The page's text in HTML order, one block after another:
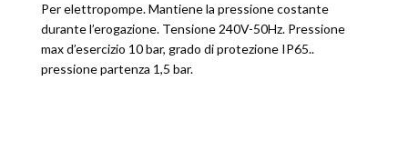
Per elettropompe. Mantiene la pressione costante
durante l’erogazione. Tensione 240V-50Hz. Pressione
max d’esercizio 10 bar, grado di protezione IP65..
pressione partenza 1,5 bar.